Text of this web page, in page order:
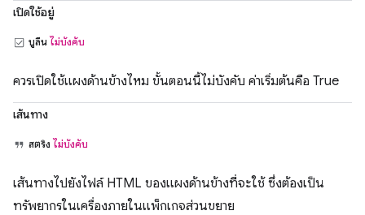
เปิดใช้อยู่
บูลีน ไม่บังคับ
ควรเปิดใช้แผงด้านข้างไหม ขั้นตอนนี้ไม่บังคับ ค่าเริ่มต้นคือ True
เส้นทาง
สตริง ไม่บังคับ
เส้นทางไปยังไฟล์ HTML ของแผงด้านข้างที่จะใช้ ซึ่งต้องเป็น
ทรัพยากรในเครื่องภายในแพ็กเกจส่วนขยาย